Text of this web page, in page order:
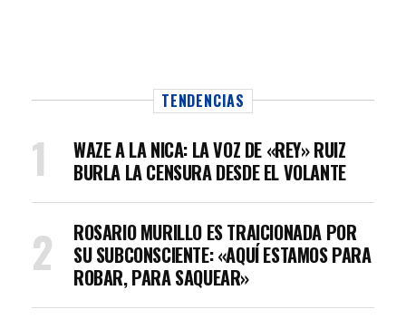
TENDENCIAS
WAZE A LA NICA: LA VOZ DE «REY» RUIZ
BURLA LA CENSURA DESDE EL VOLANTE
ROSARIO MURILLO ES TRAICIONADA POR
SU SUBCONSCIENTE: «AQUÍ ESTAMOS PARA
ROBAR, PARA SAQUEAR»